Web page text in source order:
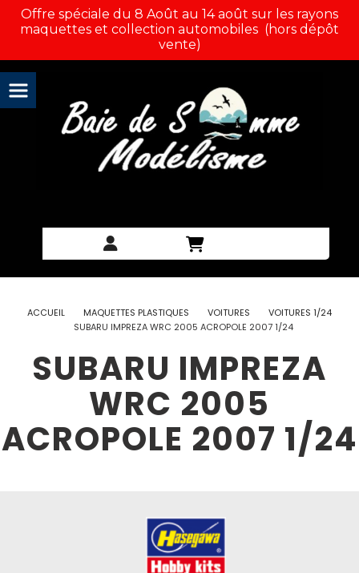
Offre spéciale du 8 Août au 14 août sur les rayons
maquettes et collection automobiles (hors dépôt
vente)
ACCUEIL MAQUETTES PLASTIQUES VOITURES
VOITURES 1/24
SUBARU IMPREZA WRC 2005 ACROPOLE 2007 1/24
SUBARU IMPREZA
WRC 2005
ACROPOLE 2007 1/24
Panneau de gestion des cookies